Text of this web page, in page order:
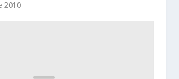
2010